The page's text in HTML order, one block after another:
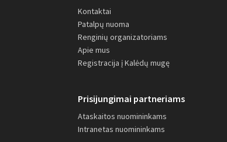
Kontaktai
Patalpų nuoma
Renginių organizatoriams
Apie mus
Registracija į Kalėdų mugę
Prisijungimai partneriams
Ataskaitos nuomininkams
Intranetas nuomininkams